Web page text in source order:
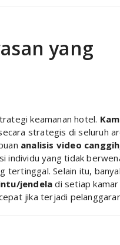
yang
keamanan hotel.
strategis di seluruh
analisis video canggih
individu yang tidak
tertinggal. Selain itu,
jendela di setiap
jika terjadi